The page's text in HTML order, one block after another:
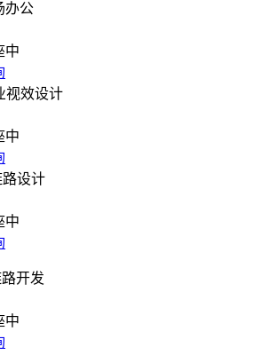
办公
中
视效设计
中
设计
中
路开发
中